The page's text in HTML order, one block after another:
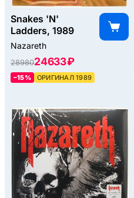
Snakes 'N'
Ladders, 1989
Nazareth
2898024633 ₽
–15% ОРИГИНАЛ 1989